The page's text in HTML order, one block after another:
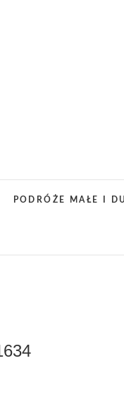
PODRÓŻE MAŁE I